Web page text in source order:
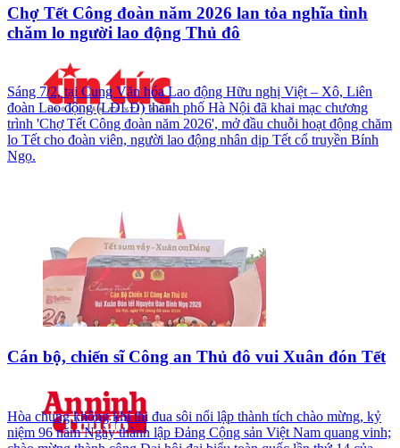
Chợ Tết Công đoàn năm 2026 lan tỏa nghĩa tình
chăm lo người lao động Thủ đô
Sáng 7/2, tại Cung Văn hóa Lao động Hữu nghị Việt – Xô, Liên
đoàn Lao động (LĐLĐ) thành phố Hà Nội đã khai mạc chương
trình 'Chợ Tết Công đoàn năm 2026', mở đầu chuỗi hoạt động chăm
lo Tết cho đoàn viên, người lao động nhân dịp Tết cổ truyền Bính
Ngọ.
Cán bộ, chiến sĩ Công an Thủ đô vui Xuân đón Tết
Hòa chung không khí thi đua sôi nổi lập thành tích chào mừng, kỷ
niệm 96 năm Ngày thành lập Đảng Cộng sản Việt Nam quang vinh;